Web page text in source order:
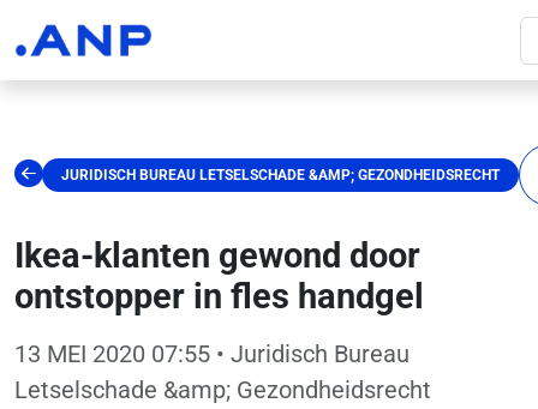
JURIDISCH BUREAU LETSELSCHADE &AMP; GEZONDHEIDSRECHT
Ikea-klanten gewond door
ontstopper in fles handgel
13 MEI 2020 07:55 • Juridisch Bureau
Letselschade &amp; Gezondheidsrecht